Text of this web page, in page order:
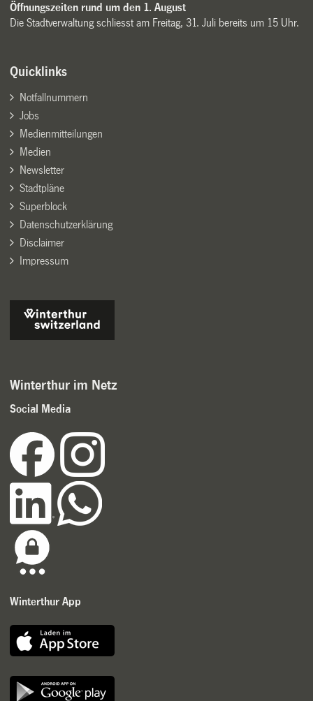
Öffnungszeiten rund um den 1. August
Die Stadtverwaltung schliesst am Freitag, 31. Juli bereits um 15 Uhr.
Quicklinks
Notfallnummern
Jobs
Medienmitteilungen
Medien
Newsletter
Stadtpläne
Superblock
Datenschutzerklärung
Disclaimer
Impressum
Winterthur im Netz
Social Media
Winterthur App